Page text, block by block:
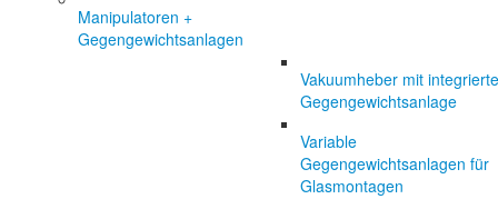
Manipulatoren +
Gegengewichtsanlagen
Vakuumheber mit
Gegengewichtsanlage
Variable
Gegengewichtsanlagen für
Glasmontagen